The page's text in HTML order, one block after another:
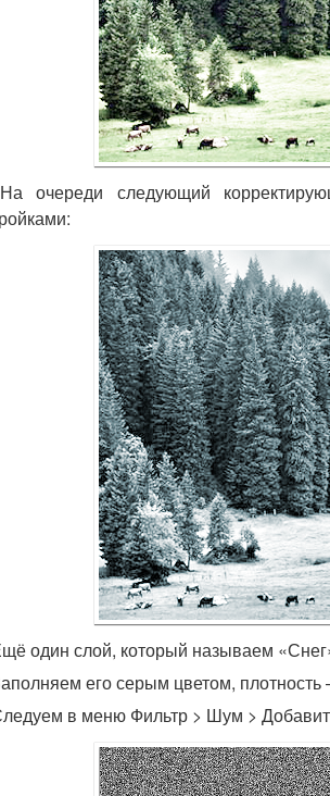
очереди следующий
один слой, который называем
его серым цветом, плотность
в меню Фильтр > Шум >